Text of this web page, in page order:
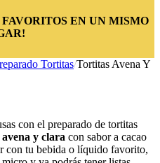
FAVORITOS EN UN MISMO
Tortitas/Tortitas Avena Y
con el preparado de tortitas
y clara con sabor a cacao
con tu bebida o líquido favorito,